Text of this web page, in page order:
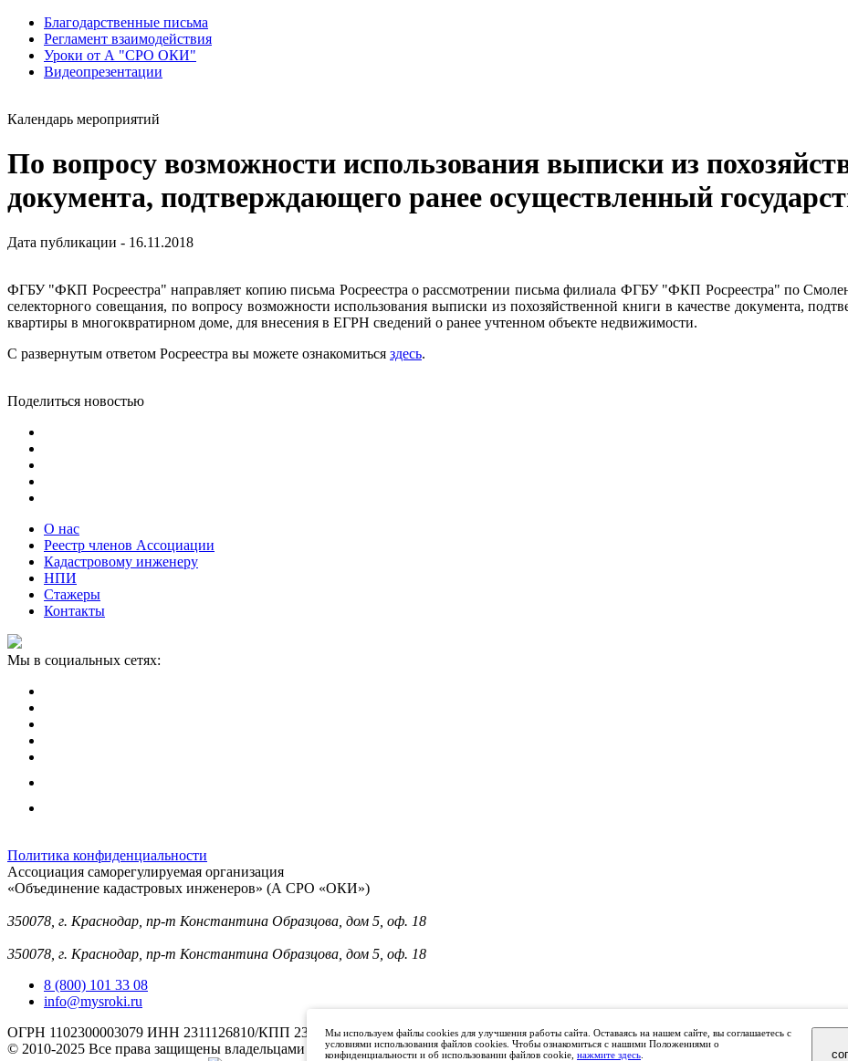
Благодарственные письма
Регламент взаимодействия
Уроки от А "СРО ОКИ"
Видеопрезентации
Календарь мероприятий
По вопросу возможности использования выписки из
документа, подтверждающего ранее осуществленный
Дата публикации - 16.11.2018
ФГБУ "ФКП Росреестра" направляет копию письма Росреестра о рассмотрении письма филиала ФГБУ "ФКП Росреестра" по
селекторного совещания, по вопросу возможности использования выписки из похозяйственной книги в качестве документа,
квартиры в многоквратирном доме, для внесения в ЕГРН сведений о ранее учтенном объекте недвижимости.
С развернутым ответом Росреестра вы можете ознакомиться здесь.
Поделиться новостью
О нас
Реестр членов Ассоциации
Кадастровому инженеру
НПИ
Стажеры
Контакты
Мы в социальных сетях:
Политика конфиденциальности
Ассоциация саморегулируемая организация
«Объединение кадастровых инженеров» (А СРО «ОКИ»)
350078, г. Краснодар, пр-т Константина Образцова, дом 5, оф. 18
350078, г. Краснодар, пр-т Константина Образцова, дом 5, оф. 18
8 (800) 101 33 08
info@mysroki.ru
ОГРН 1102300003079 ИНН 2311126810/КПП 231101001
© 2010-2025 Все права защищены владельцами торговой марки "СРО ОКИ"
Мы используем файлы cookies для улучшения работы сайта. Оставаясь на нашем сайте, вы соглашаетесь с
условиями использования файлов cookies. Чтобы ознакомиться с нашими Положениями о
конфиденциальности и об использовании файлов cookie, нажмите здесь